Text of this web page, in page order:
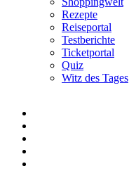
Rezepte
Reiseportal
Testberichte
Ticketportal
Quiz
Witz des Tages